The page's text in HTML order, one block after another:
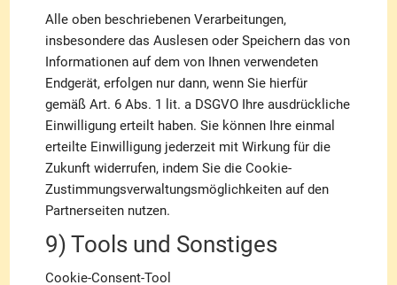
Alle oben beschriebenen Verarbeitungen,
insbesondere das Auslesen oder Speichern das von
Informationen auf dem von Ihnen verwendeten
Endgerät, erfolgen nur dann, wenn Sie hierfür
gemäß Art. 6 Abs. 1 lit. a DSGVO Ihre ausdrückliche
Einwilligung erteilt haben. Sie können Ihre einmal
erteilte Einwilligung jederzeit mit Wirkung für die
Zukunft widerrufen, indem Sie die Cookie-
Zustimmungsverwaltungsmöglichkeiten auf den
Partnerseiten nutzen.
9) Tools und Sonstiges
Cookie-Consent-Tool